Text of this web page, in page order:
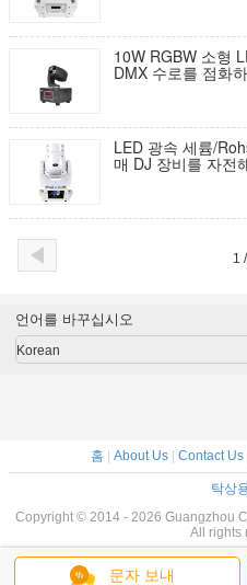
10W RGBW 소형
DMX 수로를 점화
LED 광속 세륨/
매 DJ 장비를 자전
1
문자 보내
언어를 바꾸십시오
Korean
홈 About Us Contact Us
탁상
Copyright © 2014 - 2026 Guangzhou
All rights